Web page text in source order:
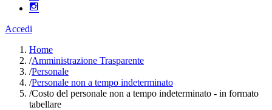
Accedi
Home
/Amministrazione Trasparente
/Personale
/Personale non a tempo indeterminato
/Costo del personale non a tempo indeterminato - in formato
tabellare